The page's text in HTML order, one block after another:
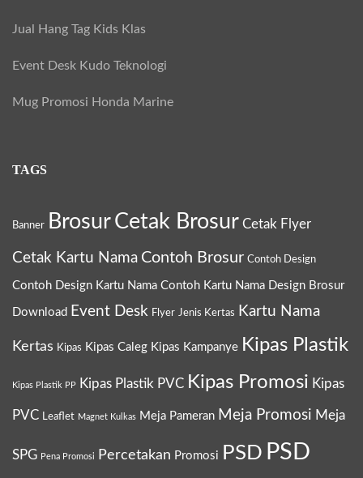
Jual Hang Tag Kids Klas
Event Desk Kudo Teknologi
Mug Promosi Honda Marine
TAGS
Banner BrosurCetak Brosur Cetak Flyer
Cetak Kartu Nama Contoh Brosur Contoh Design
Contoh Design Kartu Nama Contoh Kartu Nama Design Brosur
Download Event Desk Flyer Jenis Kertas Kartu Nama
Kertas Kipas Kipas Caleg Kipas Kampanye Kipas Plastik
Kipas Plastik PP Kipas Plastik PVC Kipas Promosi Kipas
PVC Leaflet Magnet Kulkas Meja Pameran Meja Promosi Meja
SPG Pena Promosi Percetakan Promosi PSD PSD